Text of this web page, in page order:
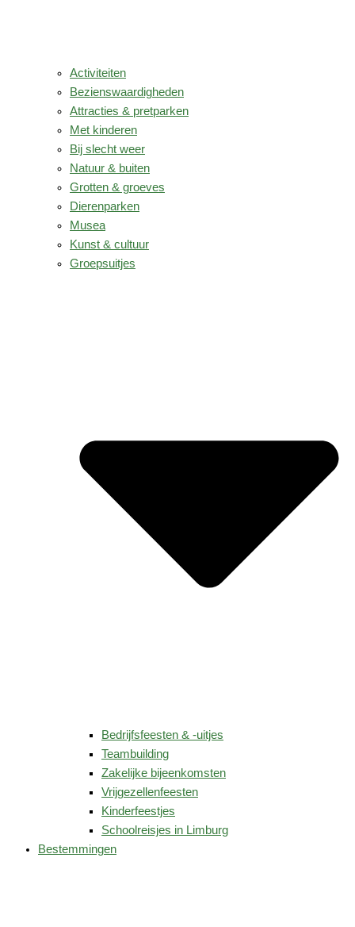
Activiteiten
Bezienswaardigheden
Attracties & pretparken
Met kinderen
Bij slecht weer
Natuur & buiten
Grotten & groeves
Dierenparken
Musea
Kunst & cultuur
Groepsuitjes
Bedrijfsfeesten & -uitjes
Teambuilding
Zakelijke bijeenkomsten
Vrijgezellenfeesten
Kinderfeestjes
Schoolreisjes in Limburg
Bestemmingen